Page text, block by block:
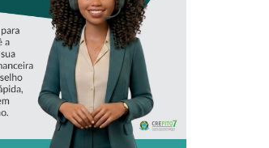
CREFITO-7